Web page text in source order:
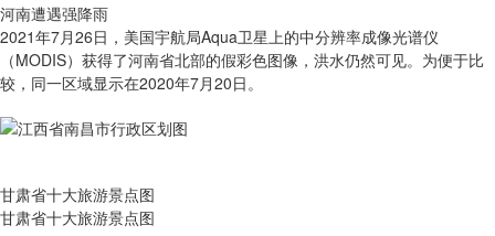
河南遭遇强降雨
2021年7月26日，美国宇航局Aqua卫星上的中分辨率成像光谱仪
（MODIS）获得了河南省北部的假彩色图像，洪水仍然可见。为便于比
较，同一区域显示在2020年7月20日。
甘肃省十大旅游景点图
甘肃省十大旅游景点图